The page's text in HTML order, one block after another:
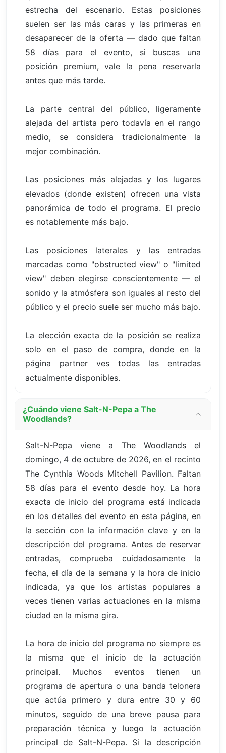
estrecha del escenario. Estas posiciones
suelen ser las más caras y las primeras en
desaparecer de la oferta — dado que faltan
58 días para el evento, si buscas una
posición premium, vale la pena reservarla
antes que más tarde.
La parte central del público, ligeramente
alejada del artista pero todavía en el rango
medio, se considera tradicionalmente la
mejor combinación.
Las posiciones más alejadas y los lugares
elevados (donde existen) ofrecen una vista
panorámica de todo el programa. El precio
es notablemente más bajo.
Las posiciones laterales y las entradas
marcadas como "obstructed view" o "limited
view" deben elegirse conscientemente — el
sonido y la atmósfera son iguales al resto del
público y el precio suele ser mucho más bajo.
La elección exacta de la posición se realiza
solo en el paso de compra, donde en la
página partner ves todas las entradas
actualmente disponibles.
¿Cuándo viene Salt-N-Pepa a The
Woodlands?
Salt-N-Pepa viene a The Woodlands el
domingo, 4 de octubre de 2026, en el recinto
The Cynthia Woods Mitchell Pavilion. Faltan
58 días para el evento desde hoy. La hora
exacta de inicio del programa está indicada
en los detalles del evento en esta página, en
la sección con la información clave y en la
descripción del programa. Antes de reservar
entradas, comprueba cuidadosamente la
fecha, el día de la semana y la hora de inicio
indicada, ya que los artistas populares a
veces tienen varias actuaciones en la misma
ciudad en la misma gira.
La hora de inicio del programa no siempre es
la misma que el inicio de la actuación
principal. Muchos eventos tienen un
programa de apertura o una banda telonera
que actúa primero y dura entre 30 y 60
minutos, seguido de una breve pausa para
preparación técnica y luego la actuación
principal de Salt-N-Pepa. Si la descripción